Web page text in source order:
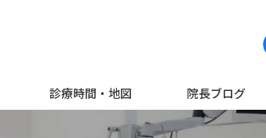
診療時間・地図 院長ブログ